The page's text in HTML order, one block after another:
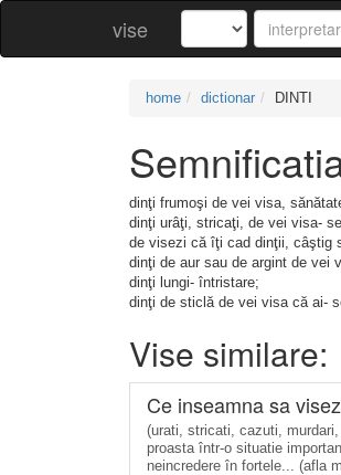
vise
home dictionar DINTI
dinţi frumoşi de vei visa,
dinţi urâţi, stricaţi, de vei visa-
de visezi că îţi cad dinţii, câştig
dinţi de aur sau de argint de vei
dinţi lungi- întristare;
dinţi de sticlă de vei visa că ai-
Vise similare:
Ce inseamna sa
(urati, stricati, cazuti,
proasta într-o situatie
neincredere în fortele... (afla